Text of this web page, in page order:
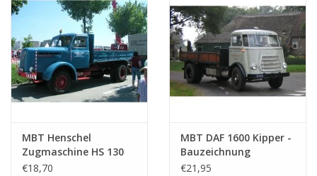
MBT Henschel
Zugmaschine HS 130
Diesel - Bauzeichnung
€18,70
MBT DAF 1600 Kipper -
Bauzeichnung
Maßstab 1 : N/A
€21,95